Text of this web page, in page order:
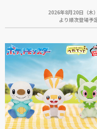
2026年8月20日（木）
より順次登場予